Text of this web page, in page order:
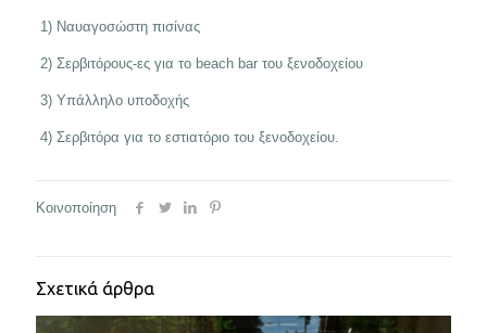
1) Ναυαγοσώστη πισίνας
2) Σερβιτόρους-ες για το beach bar του ξενοδοχείου
3) Υπάλληλο υποδοχής
4) Σερβιτόρα για το εστιατόριο του ξενοδοχείου.
Κοινοποίηση
Σχετικά άρθρα